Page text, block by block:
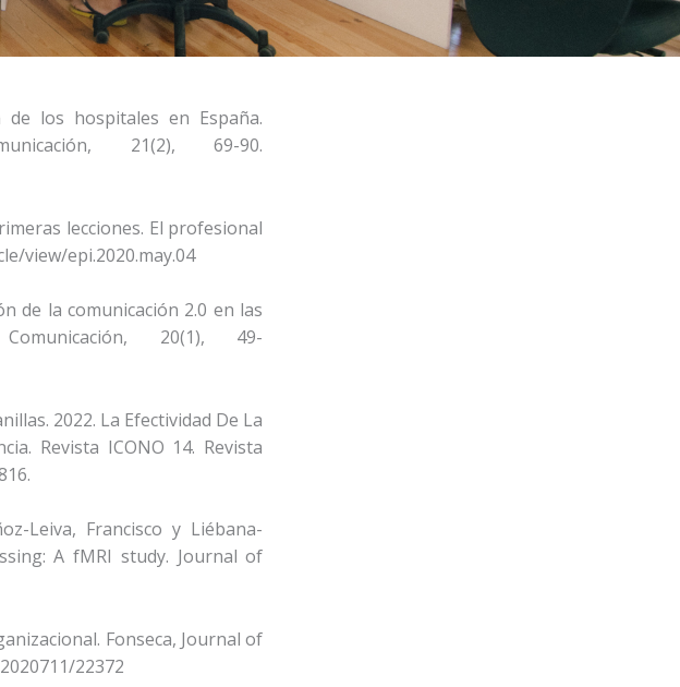
de los hospitales en España.
21(2), 69-90.
lecciones. El profesional
view/epi.2020.may.04
de la comunicación 2.0 en las
20(1), 49-
2022. La Efectividad De La
Revista ICONO 14. Revista
Leiva, Francisco y Liébana-
A fMRI study. Journal of
Fonseca, Journal of
22372